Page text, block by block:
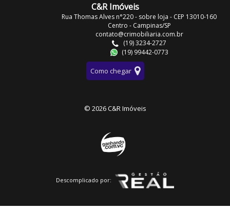
C&R Imóveis
Rua Thomas Alves n°220 - sobre loja - CEP 13010-160
Centro - Campinas/SP
contato@crimobiliaria.com.br
(19) 3234-2727
(19) 99442-0773
Como chegar
© 2026 C&R Imóveis
Descomplicado por: